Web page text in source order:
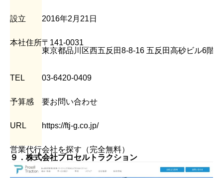
設立 2016年2月21日
本社住所〒141-0031
東京都品川区西五反田8-8-16 五反田高砂ビル6階
TEL 03-6420-0409
予算感 要お問い合わせ
URL https://ftj-g.co.jp/
営業代行会社を探す（完全無料）
９．株式会社プロセルトラクション